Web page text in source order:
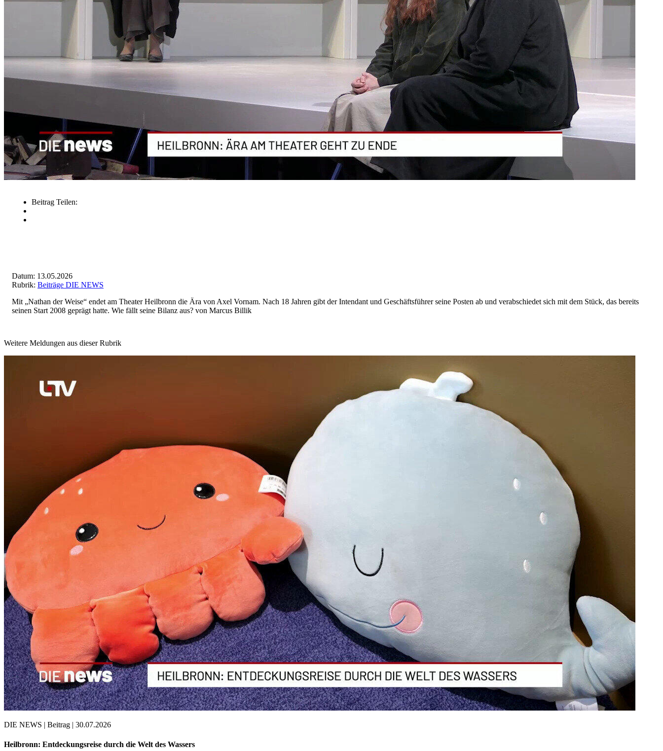
Beitrag Teilen:
Datum: 13.05.2026
Rubrik: Beiträge DIE NEWS
Mit „Nathan der Weise“ endet am Theater Heilbronn die Ära von Axel Vornam. Nach 18 Jahren gibt der Intendant und Geschäftsführer seine Posten ab und verabschiedet sich mit dem Stück, das bereits
seinen Start 2008 geprägt hatte. Wie fällt seine Bilanz aus? von Marcus Billik
Weitere Meldungen aus dieser Rubrik
DIE NEWS | Beitrag | 30.07.2026
Heilbronn: Entdeckungsreise durch die Welt des Wassers